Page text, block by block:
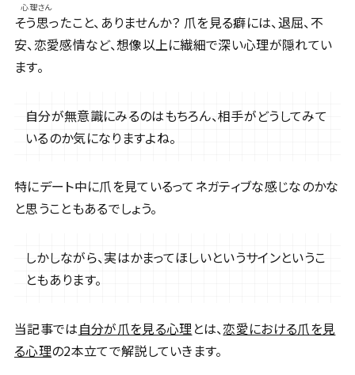
心理さん
そう思ったこと、ありませんか？ 爪を見る癖には、退屈、不
安、恋愛感情など、想像以上に繊細で深い心理が隠れてい
ます。
自分が無意識にみるのはもちろん、相手がどうしてみて
いるのか気になりますよね。
特にデート中に爪を見ているってネガティブな感じなのかな
と思うこともあるでしょう。
しかしながら、実はかまってほしいというサインというこ
ともあります。
当記事では自分が爪を見る心理 とは、恋愛における爪を見
る心理の2本立てで解説していきます。